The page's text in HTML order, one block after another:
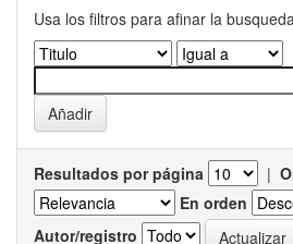
Usa los filtros para afinar la
Resultados por página |
En orden
Autor/registro